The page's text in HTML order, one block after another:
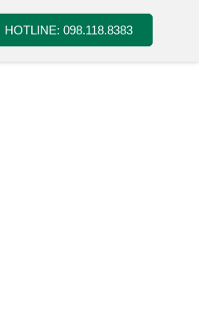
HOTLINE: 098.118.8383